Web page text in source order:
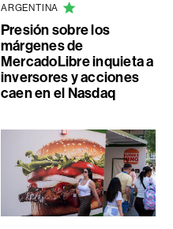
ARGENTINA
Presión sobre los
márgenes de
MercadoLibre inquieta a
inversores y acciones
caen en el Nasdaq